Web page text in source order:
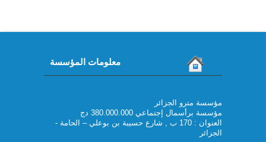
معلومات المؤسسة
مؤسسة مترو الجزائر
مؤسسة برأسمال إجتماعي 380.000.000 دج
العنوان : 170 ب , شارع حسيبة بن بوعلي – الحامة -
الجزائر